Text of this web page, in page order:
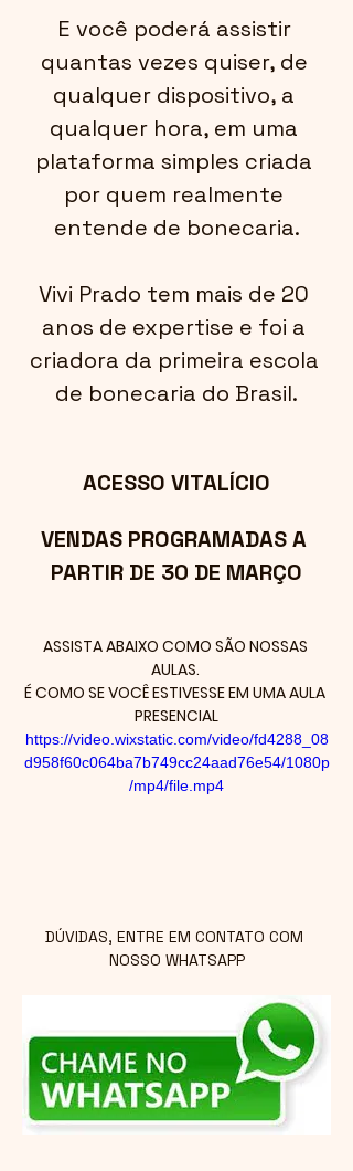
E você poderá assistir
quantas vezes quiser, de
qualquer dispositivo, a
qualquer hora, em uma
plataforma simples criada
por quem realmente
entende de bonecaria.
Vivi Prado tem mais de 20
anos de expertise e foi a
criadora da primeira escola
de bonecaria do Brasil.
ACESSO VITALÍCIO
VENDAS PROGRAMADAS A
PARTIR DE 30 DE MARÇO
ASSISTA ABAIXO COMO SÃO NOSSAS
AULAS.
É COMO SE VOCÊ ESTIVESSE EM UMA AULA
PRESENCIAL
https://video.wixstatic.com/video/fd4288_08
d958f60c064ba7b749cc24aad76e54/1080p
/mp4/file.mp4
DÚVIDAS, ENTRE EM CONTATO COM
NOSSO WHATSAPP